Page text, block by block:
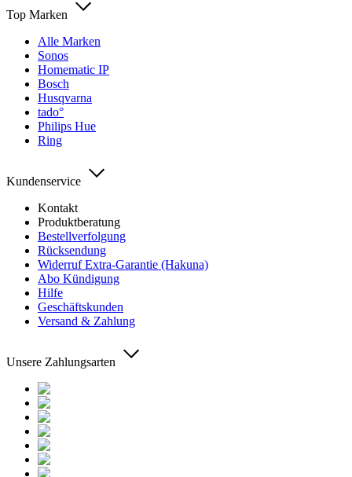
Top Marken
Alle Marken
Sonos
Homematic IP
Bosch
Husqvarna
tado°
Philips Hue
Ring
Kundenservice
Kontakt
Produktberatung
Bestellverfolgung
Rücksendung
Widerruf Extra-Garantie (Hakuna)
Abo Kündigung
Hilfe
Geschäftskunden
Versand & Zahlung
Unsere Zahlungsarten